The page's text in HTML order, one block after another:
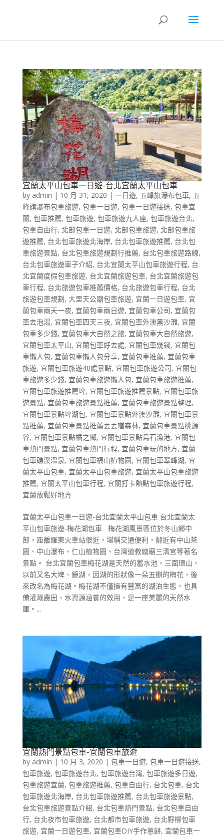
宜蘭太平山包車一日遊-台北宜蘭太平山包車
by admin | 10 月 31, 2020 | 一日遊, 五峰旗瀑布包車, 五
峰旗瀑布包車旅遊, 包車一日遊, 包車一日遊接送, 包車宜
蘭, 包車推薦, 包車旅遊, 包車旅遊九人座, 包車旅遊台北,
包車自由行, 北部包車一日遊, 北部包車旅遊, 北部包車旅
遊推薦, 台北包車旅遊北海岸, 台北包車旅遊推薦, 台北包
車旅遊景點, 台北包車旅遊規劃行推薦, 台北包車旅遊路線,
台北包車旅遊車子介紹, 台北宜蘭太平山包車旅遊行程, 台
北宜蘭度假包車旅遊, 台北宜蘭旅遊包車, 台北宜蘭旅遊包
車行程, 台北旅遊包車推薦價格, 台北旅遊包車行程, 台北
旅遊包車規劃, 大里天公廟包車旅遊, 宜蘭一日遊包車, 宜
蘭包車兩天一夜, 宜蘭包車兩日遊, 宜蘭包車公司, 宜蘭包
車去泡湯, 宜蘭包車四天三夜, 宜蘭包車外澳黑沙灘, 宜蘭
包車多少錢, 宜蘭包車大自然之旅, 宜蘭包車大自然旅遊,
宜蘭包車太平山, 宜蘭包車好去處, 宜蘭包車幾錢, 宜蘭包
車懶人包, 宜蘭包車懶人包分享, 宜蘭包車推薦, 宜蘭包車
旅遊, 宜蘭包車旅遊40處景點, 宜蘭包車旅遊公司, 宜蘭包
車旅遊多少錢, 宜蘭包車旅遊懶人包, 宜蘭包車旅遊推薦,
宜蘭包車旅遊推薦埤, 宜蘭包車旅遊推薦景點, 宜蘭包車旅
遊景點, 宜蘭包車旅遊景點推薦, 宜蘭包車旅遊景點整理,
宜蘭包車景點埤湖包, 宜蘭包車景點外澳沙灘, 宜蘭包車景
點推薦, 宜蘭包車景點推薦丟丟噹森林, 宜蘭包車景點桃源
谷, 宜蘭包車景點橘之鄉, 宜蘭包車景點烏石漁港, 宜蘭包
車熱門景點, 宜蘭包車熱門行程, 宜蘭包車玩的地方, 宜蘭
包車礁溪溫泉, 宜蘭包車福山植物園, 宜蘭包車翠峰湖, 宜
蘭太平山包車, 宜蘭太平山包車旅遊, 宜蘭太平山包車旅遊
推薦, 宜蘭太平山包車行程, 宜蘭打卡熱點包車旅遊行程,
宜蘭放鬆好地方
宜蘭太平山包車一日遊-台北宜蘭太平山包車 台北宜蘭太
平山包車旅遊-梅花湖包車 梅花湖風景區位於冬山鄉中
部，距離羅東火車站很近，堪稱交通便利，鄰近有中山茶
園、中山瀑布、仁山植物園、台灣道教總廟三清宮等著名
景點。 台北宜蘭包車梅花湖是天然的蓄水池，三面環山，
以前又名大埤、鏡湖，因湖的形狀像一朵五瓣的梅花，後
來改名為梅花湖。梅花湖不僅擁有豐富的湖泊生態，也具
備灌溉農田、水資源涵養的效用，是一座美麗的天然水
庫。...
宜蘭熱門景點包車-宜蘭包車旅遊
by admin | 10 月 3, 2020 | 包車一日遊, 包車一日遊接送,
包車旅遊, 包車旅遊台北, 包車旅遊台灣, 包車旅遊多日遊,
包車旅遊宜蘭, 包車旅遊推薦, 包車自由行, 台北包車, 台北
包車旅遊北海岸, 台北包車旅遊推薦, 台北包車旅遊景點,
台北包車旅遊景點介紹, 台北包車熱門景點, 台北包車自由
行, 台北夜市包車旅遊, 台北都市包車旅遊, 台北野柳包車
旅遊, 宜蘭一日遊包車, 宜蘭包車DIY手作蔥餅, 宜蘭包車一